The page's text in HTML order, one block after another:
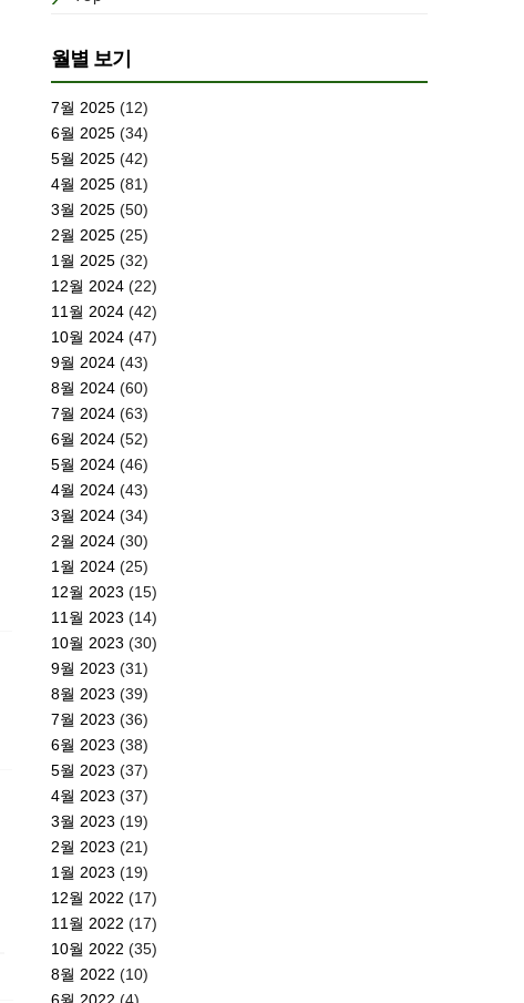
월별 보기
7월 2025 (12)
6월 2025 (34)
5월 2025 (42)
4월 2025 (81)
3월 2025 (50)
2월 2025 (25)
1월 2025 (32)
12월 2024 (22)
11월 2024 (42)
10월 2024 (47)
9월 2024 (43)
8월 2024 (60)
7월 2024 (63)
6월 2024 (52)
5월 2024 (46)
4월 2024 (43)
3월 2024 (34)
2월 2024 (30)
1월 2024 (25)
12월 2023 (15)
11월 2023 (14)
10월 2023 (30)
9월 2023 (31)
8월 2023 (39)
7월 2023 (36)
6월 2023 (38)
5월 2023 (37)
4월 2023 (37)
3월 2023 (19)
2월 2023 (21)
1월 2023 (19)
12월 2022 (17)
11월 2022 (17)
10월 2022 (35)
8월 2022 (10)
6월 2022 (4)